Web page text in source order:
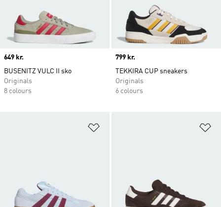
Price
649 kr.
BUSENITZ VULC II sko
Originals
8 colours
Price
799 kr.
TEKKIRA CUP sneakers
Originals
6 colours